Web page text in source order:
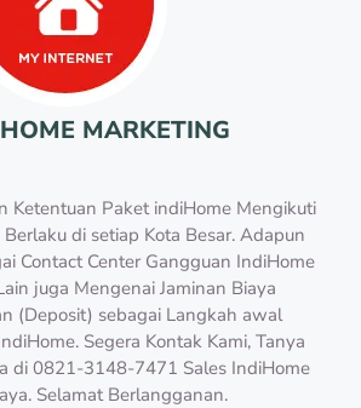
MARKETING
Ketentuan Paket indiHome Mengikuti
di setiap Kota Besar. Adapun
Contact Center Gangguan IndiHome
juga Mengenai Jaminan Biaya
(Deposit) sebagai Langkah awal
Segera Kontak Kami, Tanya
di 0821-3148-7471 Sales IndiHome
Selamat Berlangganan.